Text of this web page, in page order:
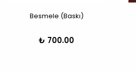
Besmele (Baskı)
₺ 700.00